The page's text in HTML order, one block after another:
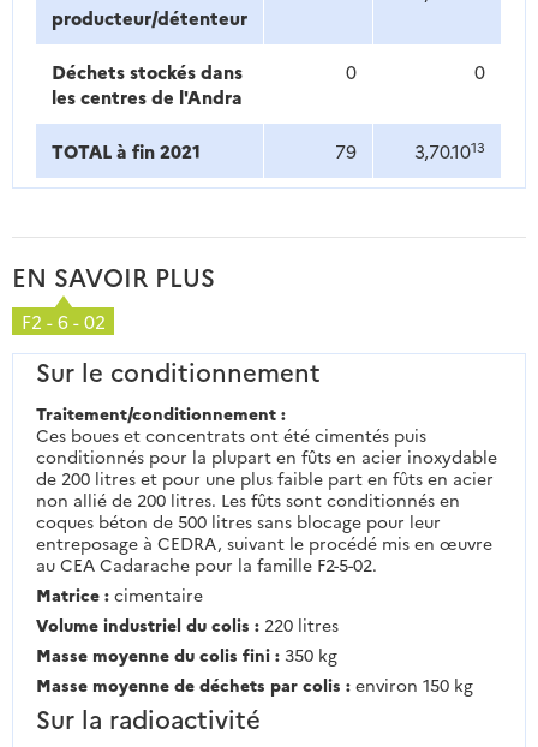
producteur/détenteur
Déchets stockés dans
les centres de l'Andra
0 0
TOTAL à fin 2021 79 3,70.1013
EN SAVOIR PLUS
F2 - 6 - 02
Sur le conditionnement
Traitement/conditionnement :
Ces boues et concentrats ont été cimentés puis
conditionnés pour la plupart en fûts en acier inoxydable
de 200 litres et pour une plus faible part en fûts en acier
non allié de 200 litres. Les fûts sont conditionnés en
coques béton de 500 litres sans blocage pour leur
entreposage à CEDRA, suivant le procédé mis en œuvre
au CEA Cadarache pour la famille F2-5-02.
Matrice :cimentaire
Volume industriel du colis :220 litres
Masse moyenne du colis fini :350 kg
Masse moyenne de déchets par colis : environ 150 kg
Sur la radioactivité